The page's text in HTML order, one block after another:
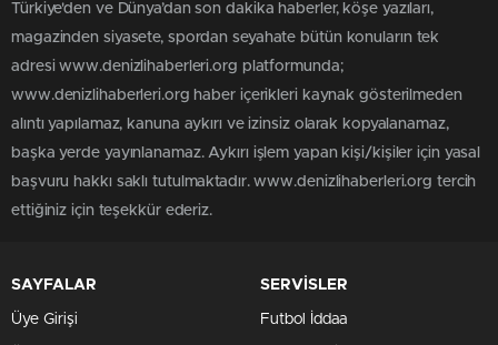
Türkiye'den ve Dünya’dan son dakika haberler, köşe yazıları,
magazinden siyasete, spordan seyahate bütün konuların tek
adresi www.denizlihaberleri.org platformunda;
www.denizlihaberleri.org haber içerikleri kaynak gösterilmeden
alıntı yapılamaz, kanuna aykırı ve izinsiz olarak kopyalanamaz,
başka yerde yayınlanamaz. Aykırı işlem yapan kişi/kişiler için yasal
başvuru hakkı saklı tutulmaktadır. www.denizlihaberleri.org tercih
ettiğiniz için teşekkür ederiz.
SAYFALAR
Üye Girişi
SERVİSLER
Futbol İddaa